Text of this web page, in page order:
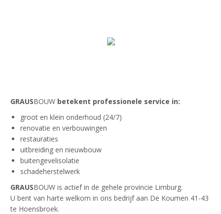
GRAUSBOUWbetekent professionele service in:
groot en klein onderhoud (24/7)
renovatie en verbouwingen
restauraties
uitbreiding en nieuwbouw
buitengevelisolatie
schadeherstelwerk
GRAUSBOUW is actief in de gehele provincie Limburg.
U bent van harte welkom in ons bedrijf aan De Koumen 41-43
te Hoensbroek.